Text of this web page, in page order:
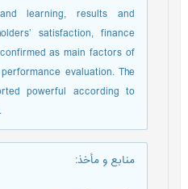
learning, results and
satisfaction, finance
as main factors of
evaluation. The
powerful according to
منابع و مأخذ: